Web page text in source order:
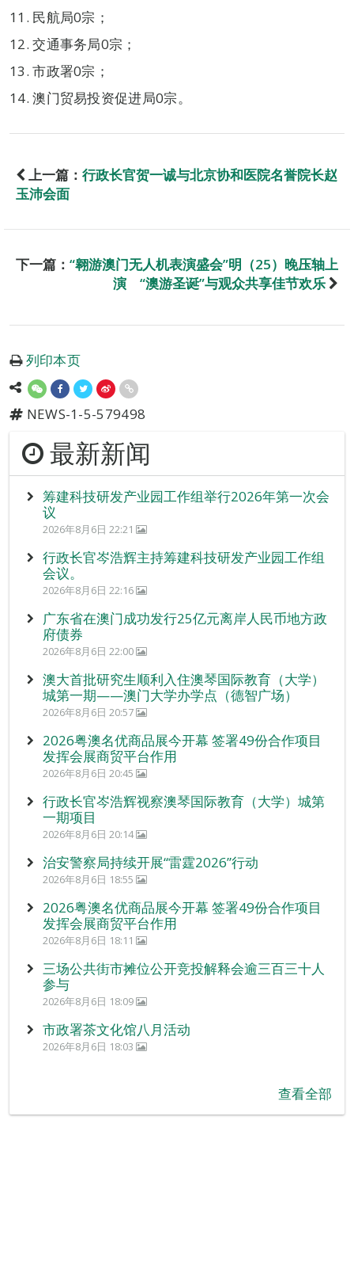
11. 民航局0宗；
12. 交通事务局0宗；
13. 市政署0宗；
14. 澳门贸易投资促进局0宗。
上一篇： 行政长官贺一诚与北京协和医院名誉院长赵
玉沛会面
下一篇： “翱游澳门无人机表演盛会”明（25）晚压轴上
演 “澳游圣诞”与观众共享佳节欢乐
列印本页
NEWS-1-5-579498
最新新闻
筹建科技研发产业园工作组举行2026年第一次会
议
2026年8月6日 22:21
行政长官岑浩辉主持筹建科技研发产业园工作组
会议。
2026年8月6日 22:16
广东省在澳门成功发行25亿元离岸人民币地方政
府债券
2026年8月6日 22:00
澳大首批研究生顺利入住澳琴国际教育（大学）
城第一期——澳门大学办学点（德智广场）
2026年8月6日 20:57
2026粤澳名优商品展今开幕 签署49份合作项目
发挥会展商贸平台作用
2026年8月6日 20:45
行政长官岑浩辉视察澳琴国际教育（大学）城第
一期项目
2026年8月6日 20:14
治安警察局持续开展“雷霆2026”行动
2026年8月6日 18:55
2026粤澳名优商品展今开幕 签署49份合作项目
发挥会展商贸平台作用
2026年8月6日 18:11
三场公共街市摊位公开竞投解释会逾三百三十人
参与
2026年8月6日 18:09
市政署茶文化馆八月活动
2026年8月6日 18:03
查看全部